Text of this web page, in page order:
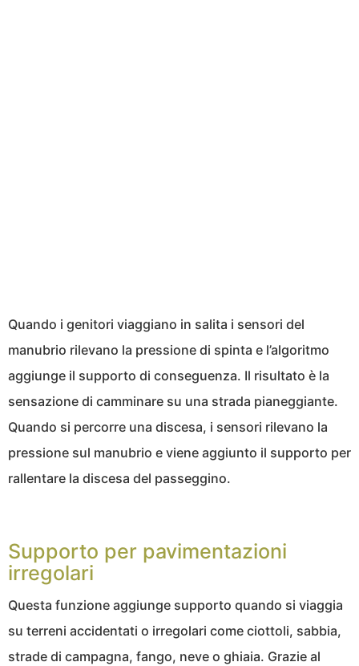
Quando i genitori viaggiano in salita i sensori del
manubrio rilevano la pressione di spinta e l’algoritmo
aggiunge il supporto di conseguenza. Il risultato è la
sensazione di camminare su una strada pianeggiante.
Quando si percorre una discesa, i sensori rilevano la
pressione sul manubrio e viene aggiunto il supporto per
rallentare la discesa del passeggino.
Supporto per pavimentazioni
irregolari
Questa funzione aggiunge supporto quando si viaggia
su terreni accidentati o irregolari come ciottoli, sabbia,
strade di campagna, fango, neve o ghiaia. Grazie al